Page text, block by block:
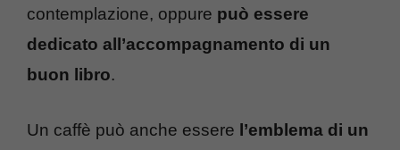
contemplazione, oppure può essere
dedicato all’accompagnamento di un
buon libro.
Un caffè può anche essere l’emblema di un